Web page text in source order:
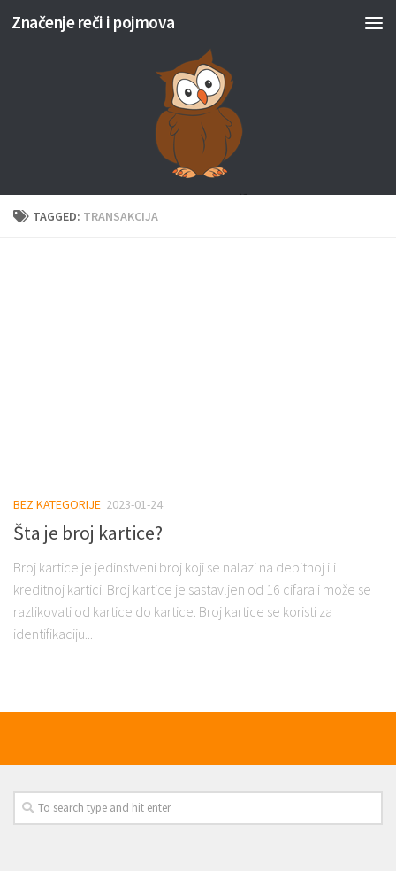
Skip to content
Značenje reči i pojmova
TAGGED: TRANSAKCIJA
BEZ KATEGORIJE 2023-01-24
Šta je broj kartice?
Broj kartice je jedinstveni broj koji se nalazi na debitnoj ili
kreditnoj kartici. Broj kartice je sastavljen od 16 cifara i može se
razlikovati od kartice do kartice. Broj kartice se koristi za
identifikaciju...